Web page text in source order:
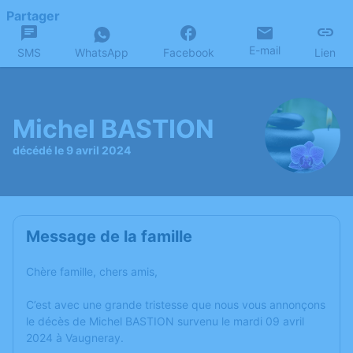
Partager
SMS WhatsApp Facebook E-mail Lien
Michel BASTION
décédé le 9 avril 2024
Message de la famille
Chère famille, chers amis,
C’est avec une grande tristesse que nous vous annonçons
le décès de Michel BASTION survenu le mardi 09 avril
2024 à Vaugneray.